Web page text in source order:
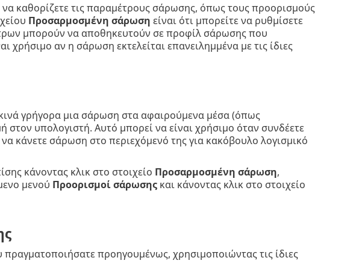
να καθορίζετε τις παραμέτρους σάρωσης, όπως τους προορισμούς
Προσαρμοσμένη σάρωση είναι ότι μπορείτε να ρυθμίσετε
μπορούν να αποθηκευτούν σε προφίλ σάρωσης που
χρήσιμο αν η σάρωση εκτελείται επανειλημμένα με τις ίδιες
γρήγορα μια σάρωση στα αφαιρούμενα μέσα (όπως
στον υπολογιστή. Αυτό μπορεί να είναι χρήσιμο όταν συνδέετε
κάνετε σάρωση στο περιεχόμενό της για κακόβουλο λογισμικό
κάνοντας κλικ στο στοιχείο Προσαρμοσμένη σάρωση,
μενού Προορισμοί σάρωσηςκαι κάνοντας κλικ στο στοιχείο
προηγουμένως, χρησιμοποιώντας τις ίδιες